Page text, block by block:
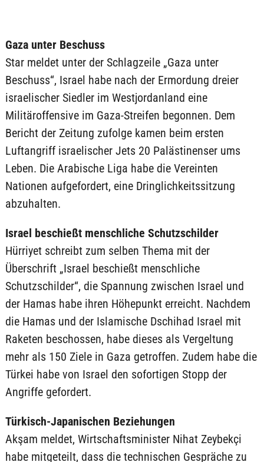
Gaza unter Beschuss
Star meldet unter der Schlagzeile „Gaza unter
Beschuss“, Israel habe nach der Ermordung dreier
israelischer Siedler im Westjordanland eine
Militäroffensive im Gaza-Streifen begonnen. Dem
Bericht der Zeitung zufolge kamen beim ersten
Luftangriff israelischer Jets 20 Palästinenser ums
Leben. Die Arabische Liga habe die Vereinten
Nationen aufgefordert, eine Dringlichkeitssitzung
abzuhalten.
Israel beschießt menschliche Schutzschilder
Hürriyet schreibt zum selben Thema mit der
Überschrift „Israel beschießt menschliche
Schutzschilder“, die Spannung zwischen Israel und
der Hamas habe ihren Höhepunkt erreicht. Nachdem
die Hamas und der Islamische Dschihad Israel mit
Raketen beschossen, habe dieses als Vergeltung
mehr als 150 Ziele in Gaza getroffen. Zudem habe die
Türkei habe von Israel den sofortigen Stopp der
Angriffe gefordert.
Türkisch-Japanischen Beziehungen
Akşam meldet, Wirtschaftsminister Nihat Zeybekçi
habe mitgeteilt, dass die technischen Gespräche zu